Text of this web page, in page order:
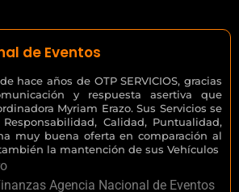
de Eventos
hace años de OTP SERVICIOS, gracias
y respuesta asertiva que
Myriam Erazo. Sus Servicios se
Calidad, Puntualidad,
muy buena oferta en comparación al
la mantención de sus Vehículos
Agencia Nacional de Eventos